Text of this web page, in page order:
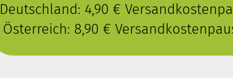
Deutschland: 4,90 €
Österreich: 8,90 €